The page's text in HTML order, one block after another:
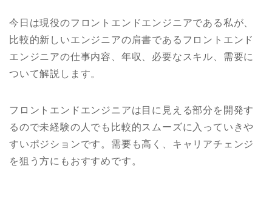
今日は現役のフロントエンドエンジニアである私が、
比較的新しいエンジニアの肩書であるフロントエンド
エンジニアの仕事内容、年収、必要なスキル、需要に
ついて解説します。
フロントエンドエンジニアは目に見える部分を開発す
るので未経験の人でも比較的スムーズに入っていきや
すいポジションです。需要も高く、キャリアチェンジ
を狙う方にもおすすめです。